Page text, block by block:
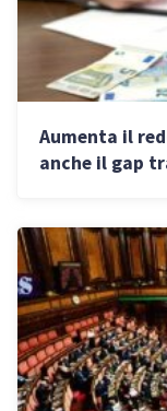
Aumenta il
anche il gap